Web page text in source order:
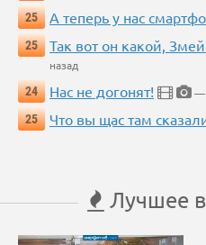
25
А теперь у нас
25
Так вот он какой,
назад
24
Нас не догонят!
—
25
Что вы щас там
Лучшее